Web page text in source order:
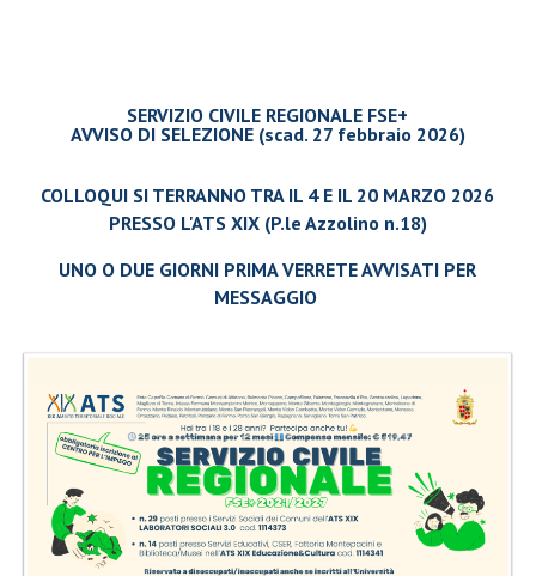
SERVIZIO CIVILE REGIONALE FSE+
AVVISO DI SELEZIONE (scad. 27 febbraio 2026)
COLLOQUI SI TERRANNO TRA IL 4 E IL 20 MARZO 2026
PRESSO L'ATS XIX (P.le Azzolino n.18)
UNO O DUE GIORNI PRIMA VERRETE AVVISATI PER
MESSAGGIO